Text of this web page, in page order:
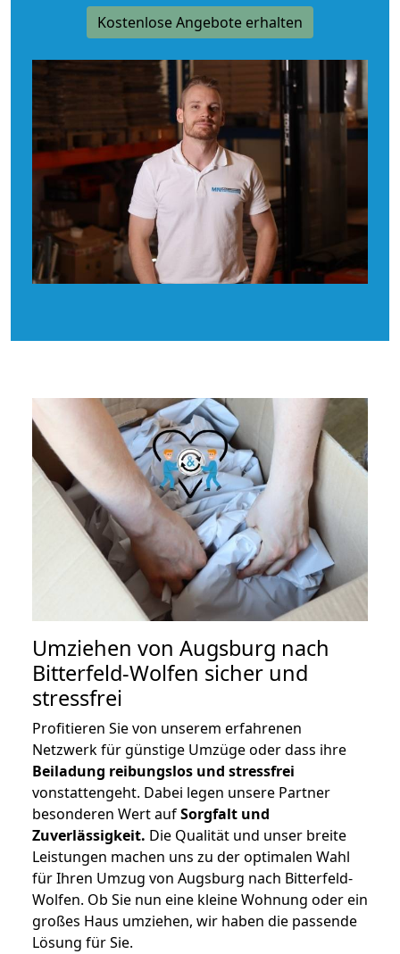
Kostenlose Angebote erhalten
Umziehen von Augsburg nach
Bitterfeld-Wolfen sicher und
stressfrei
Profitieren Sie von unserem erfahrenen
Netzwerk für günstige Umzüge oder dass ihre
Beiladung reibungslos und stressfrei
vonstattengeht. Dabei legen unsere Partner
besonderen Wert aufSorgfalt und
Zuverlässigkeit. Die Qualität und unser breite
Leistungen machen uns zu der optimalen Wahl
für Ihren Umzug von Augsburg nach Bitterfeld-
Wolfen. Ob Sie nun eine kleine Wohnung oder ein
großes Haus umziehen, wir haben die passende
Lösung für Sie.